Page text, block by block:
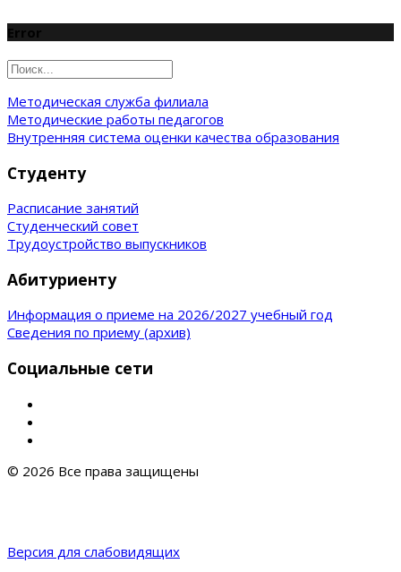
Error
Методическая служба филиала
Методические работы педагогов
Внутренняя система оценки качества образования
Студенту
Расписание занятий
Студенческий совет
Трудоустройство выпускников
Абитуриенту
Информация о приеме на 2026/2027 учебный год
Сведения по приему (архив)
Социальные сети
© 2026 Все права защищены
Версия для слабовидящих